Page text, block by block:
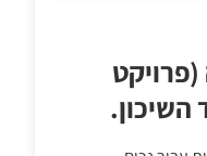
השיכון.